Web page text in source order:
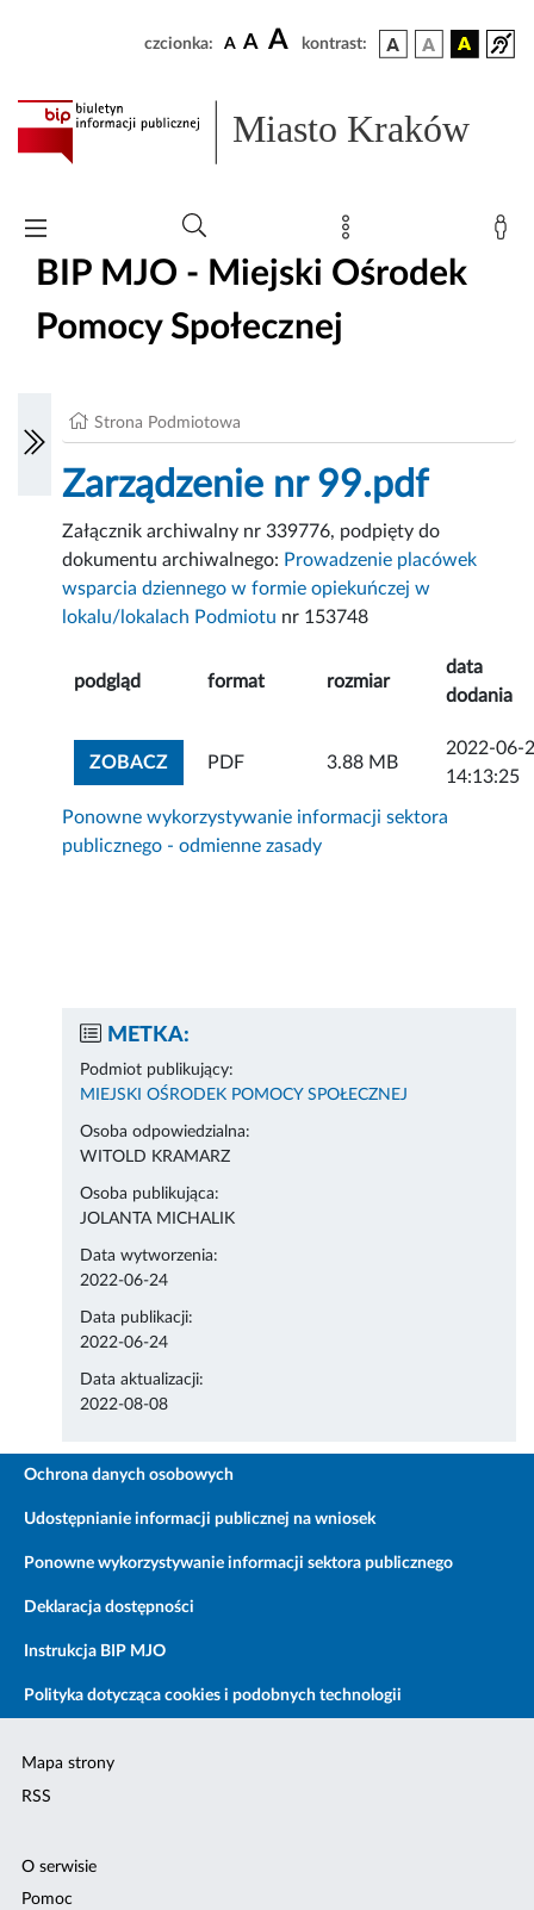
czcionka: A A A kontrast:
Miasto Kraków
BIP MJO - Miejski Ośrodek
Pomocy Społecznej
Strona Podmiotowa
Zarządzenie nr 99.pdf
Załącznik archiwalny nr 339776, podpięty do
dokumentu archiwalnego: Prowadzenie placówek
wsparcia dziennego w formie opiekuńczej w
lokalu/lokalach Podmiotu nr 153748
podgląd format rozmiar
data
dodania
ZOBACZZOBACZ ZAŁĄCZNIK
PDF 3.88 MB
2022-06-
14:13:25
Ponowne wykorzystywanie informacji sektora
publicznego - odmienne zasady
METKA:
Podmiot publikujący:
MIEJSKI OŚRODEK POMOCY SPOŁECZNEJ
Osoba odpowiedzialna:
WITOLD KRAMARZ
Osoba publikująca:
JOLANTA MICHALIK
Data wytworzenia:
2022-06-24
Data publikacji:
2022-06-24
Data aktualizacji:
2022-08-08
Ochrona danych osobowych
Udostępnianie informacji publicznej na wniosek
Ponowne wykorzystywanie informacji sektora publicznego
Deklaracja dostępności
Instrukcja BIP MJO
Polityka dotycząca cookies i podobnych technologii
Mapa strony
RSS
O serwisie
Pomoc